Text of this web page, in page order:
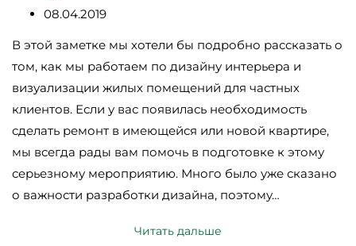
08.04.2019
В этой заметке мы хотели бы подробно рассказать о
том, как мы работаем по дизайну интерьера и
визуализации жилых помещений для частных
клиентов. Если у вас появилась необходимость
сделать ремонт в имеющейся или новой квартире,
мы всегда рады вам помочь в подготовке к этому
серьезному мероприятию. Много было уже сказано
о важности разработки дизайна, поэтому…
Читать дальше